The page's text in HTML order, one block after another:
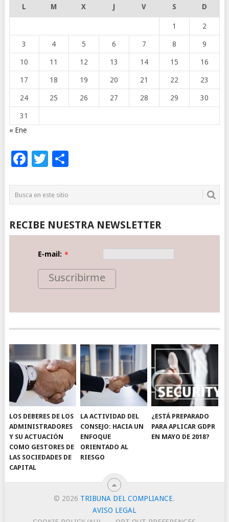
L M X J V S D
1 2
3 4 5 6 7 8 9
10 11 12 13 14 15 16
17 18 19 20 21 22 23
24 25 26 27 28 29 30
31
« Ene
Facebook
Twitter
Compartir
RECIBE NUESTRA NEWSLETTER
E-mail: *
Suscribirme
LOS DEBERES DE LOS
ADMINISTRADORES
Y SU ACTUACIÓN
COMO GESTORES DE
LAS SOCIEDADES DE
CAPITAL
LA ACTIVIDAD DEL
CONSEJO: HACIA UN
ENFOQUE
ORIENTADO AL
RIESGO
¿ESTÁ PREPARADO
PARA APLICAR GDPR
EN MAYO DE 2018?
© 2026 TRIBUNA DEL COMPLIANCE.
AVISO LEGAL